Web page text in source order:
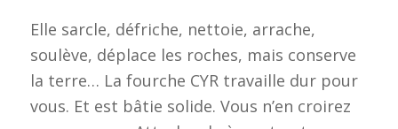
Elle sarcle, défriche, nettoie, arrache,
soulève, déplace les roches, mais conserve
la terre… La fourche CYR travaille dur pour
vous. Et est bâtie solide. Vous n’en croirez